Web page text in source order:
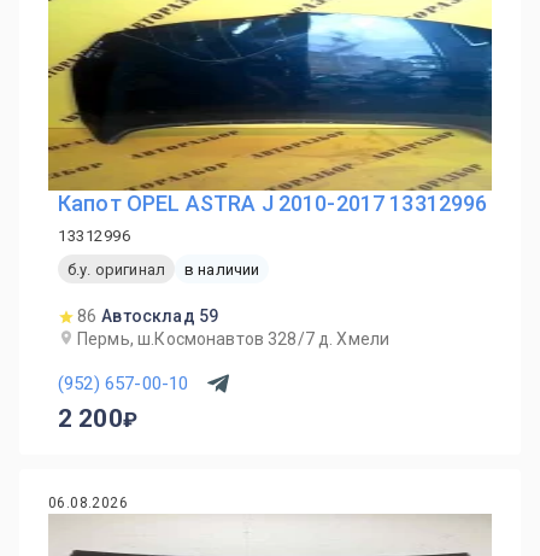
Капот OPEL ASTRA J 2010-2017 13312996
13312996
б.у. оригинал
в наличии
86 Автосклад 59
Пермь, ш.Космонавтов 328/7 д. Хмели
(952) 657-00-10
2 200
06.08.2026